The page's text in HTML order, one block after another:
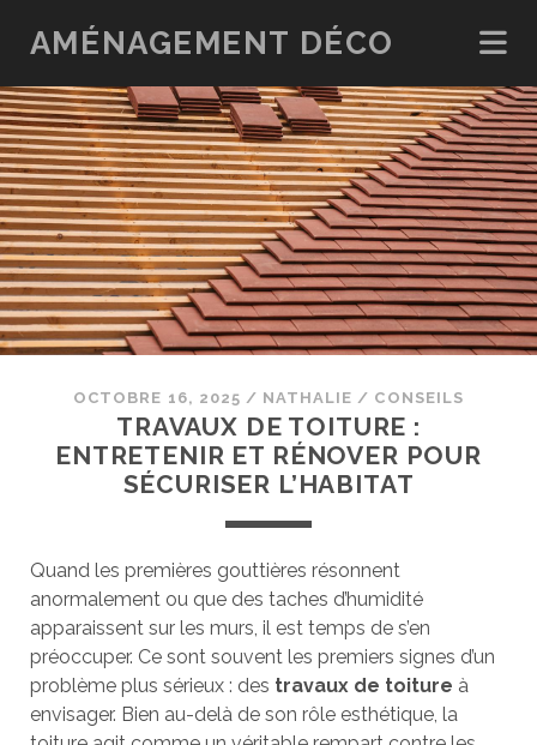
AMÉNAGEMENT DÉCO
OCTOBRE 16, 2025 / NATHALIE / CONSEILS
TRAVAUX DE TOITURE :
ENTRETENIR ET RÉNOVER POUR
SÉCURISER L’HABITAT
Quand les premières gouttières résonnent
anormalement ou que des taches d’humidité
apparaissent sur les murs, il est temps de s’en
préoccuper. Ce sont souvent les premiers signes d’un
problème plus sérieux : des travaux de toiture à
envisager. Bien au-delà de son rôle esthétique, la